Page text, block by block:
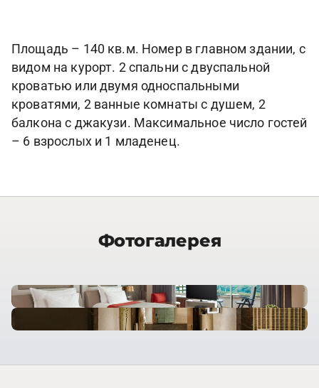
Площадь – 140 кв.м. Номер в главном здании, с
видом на курорт. 2 спальни с двуспальной
кроватью или двумя односпальными
кроватями, 2 ванные комнаты с душем, 2
балкона с джакузи. Максимальное число гостей
– 6 взрослых и 1 младенец.
Фотогалерея